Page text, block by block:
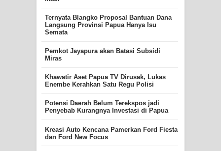
Ternyata Blangko Proposal Bantuan Dana
Langsung Provinsi Papua Hanya Isu
Semata
Pemkot Jayapura akan Batasi Subsidi
Miras
Khawatir Aset Papua TV Dirusak, Lukas
Enembe Kerahkan Satu Regu Polisi
Potensi Daerah Belum Terekspos jadi
Penyebab Kurangnya Investasi di Papua
Kreasi Auto Kencana Pamerkan Ford Fiesta
dan Ford New Focus